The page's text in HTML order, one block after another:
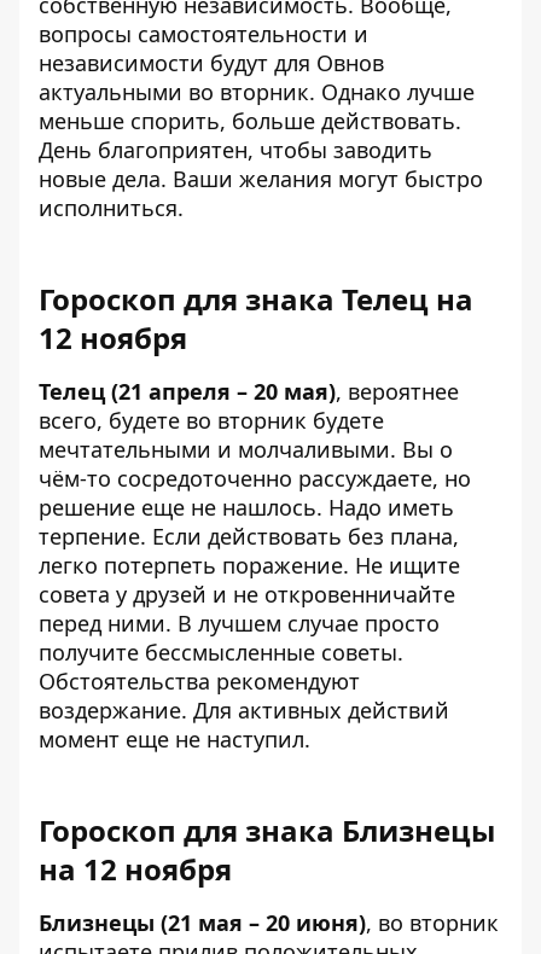
вопросы самостоятельности и
независимости будут для Овнов
актуальными во вторник. Однако лучше
меньше спорить, больше действовать.
День благоприятен, чтобы заводить
новые дела. Ваши желания могут быстро
исполниться.
Гороскоп для знака Телец на
12 ноября
Телец (21 апреля – 20 мая), вероятнее
всего, будете во вторник будете
мечтательными и молчаливыми. Вы о
чём-то сосредоточенно рассуждаете, но
решение еще не нашлось. Надо иметь
терпение. Если действовать без плана,
легко потерпеть поражение. Не ищите
совета у друзей и не откровенничайте
перед ними. В лучшем случае просто
получите бессмысленные советы.
Обстоятельства рекомендуют
воздержание. Для активных действий
момент еще не наступил.
Гороскоп для знака Близнецы
на 12 ноября
Близнецы (21 мая – 20 июня), во вторник